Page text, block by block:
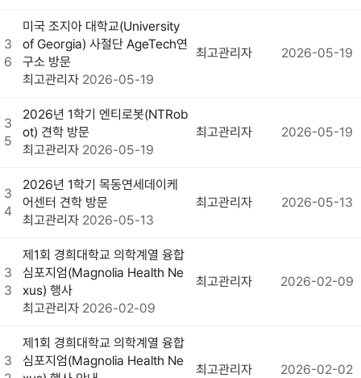
3
6
미국 조지아 대학교(University
of Georgia) 사절단 AgeTech연
구소 방문
최고관리자 2026-05-19
최고관리자 2026-05-19
3
5
2026년 1학기 엔티로봇(NTRob
ot) 견학 방문
최고관리자 2026-05-19
최고관리자 2026-05-19
3
4
2026년 1학기 목동연세데이케
어센터 견학 방문
최고관리자 2026-05-13
최고관리자 2026-05-13
3
3
제1회 경희대학교 의학계열 융합
심포지엄(Magnolia Health Ne
xus) 행사
최고관리자 2026-02-09
최고관리자 2026-02-09
3
제1회 경희대학교 의학계열 융합
심포지엄(Magnolia Health Ne
최고관리자 2026-02-02